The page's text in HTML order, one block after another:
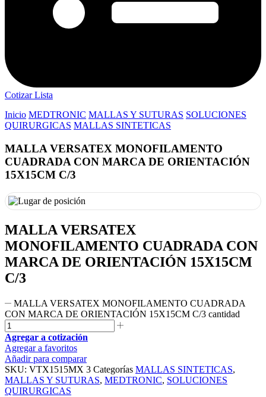
Cotizar Lista
Inicio MEDTRONIC MALLAS Y SUTURAS SOLUCIONES
QUIRURGICAS MALLAS SINTETICAS
MALLA VERSATEX MONOFILAMENTO
CUADRADA CON MARCA DE ORIENTACIÓN
15X15CM C/3
MALLA VERSATEX
MONOFILAMENTO CUADRADA CON
MARCA DE ORIENTACIÓN 15X15CM
C/3
MALLA VERSATEX MONOFILAMENTO CUADRADA
CON MARCA DE ORIENTACIÓN 15X15CM C/3 cantidad
Agregar a cotización
Agregar a favoritos
Añadir para comparar
SKU: VTX1515MX 3 Categorías MALLAS SINTETICAS,
MALLAS Y SUTURAS, MEDTRONIC, SOLUCIONES
QUIRURGICAS